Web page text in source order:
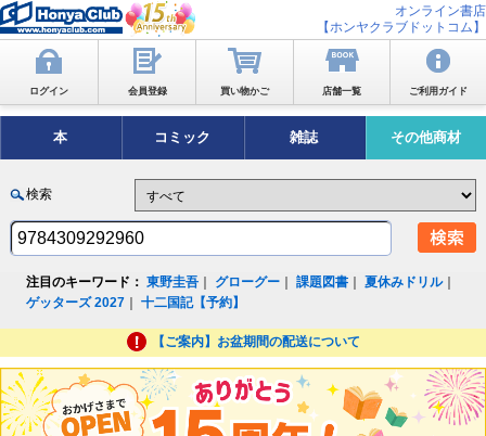
オンライン書店
【ホンヤクラブドットコム】
ログイン 会員登録 買い物かご 店舗一覧 ご利用ガイド
本 コミック 雑誌 その他商材
検索
注目のキーワード： 東野圭吾 グローグー ｜課題図書 ｜夏休みドリル｜
ゲッターズ 2027 ｜十二国記【予約】
【ご案内】お盆期間の配送について